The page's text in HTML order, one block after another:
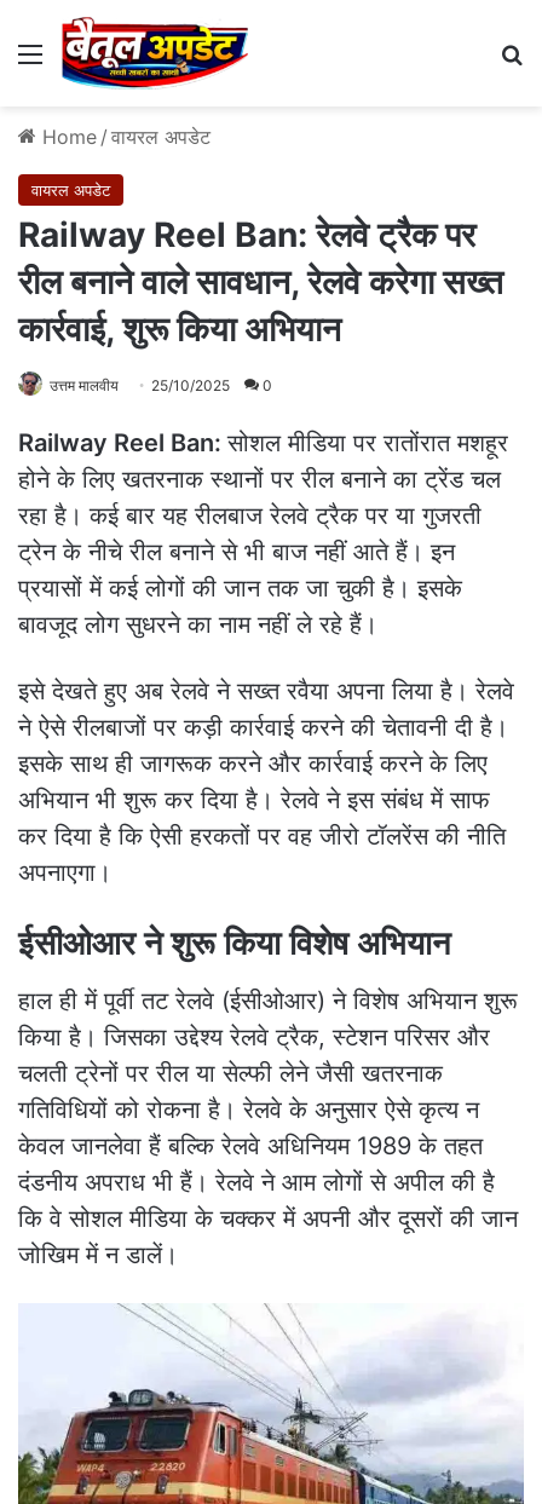
Menu
Home / वायरल अपडेट
वायरल अपडेट
Railway Reel Ban: रेलवे ट्रैक पर
रील बनाने वाले सावधान, रेलवे करेगा सख्त
कार्रवाई, शुरू किया अभियान
उत्तम मालवीय 25/10/2025 0
Railway Reel Ban:सोशल मीडिया पर रातोंरात मशहूर
होने के लिए खतरनाक स्थानों पर रील बनाने का ट्रेंड चल
रहा है। कई बार यह रीलबाज रेलवे ट्रैक पर या गुजरती
ट्रेन के नीचे रील बनाने से भी बाज नहीं आते हैं। इन
प्रयासों में कई लोगों की जान तक जा चुकी है। इसके
बावजूद लोग सुधरने का नाम नहीं ले रहे हैं।
इसे देखते हुए अब रेलवे ने सख्त रवैया अपना लिया है। रेलवे
ने ऐसे रीलबाजों पर कड़ी कार्रवाई करने की चेतावनी दी है।
इसके साथ ही जागरूक करने और कार्रवाई करने के लिए
अभियान भी शुरू कर दिया है। रेलवे ने इस संबंध में साफ
कर दिया है कि ऐसी हरकतों पर वह जीरो टॉलरेंस की नीति
अपनाएगा।
ईसीओआर ने शुरू किया विशेष अभियान
हाल ही में पूर्वी तट रेलवे (ईसीओआर) ने विशेष अभियान शुरू
किया है। जिसका उद्देश्य रेलवे ट्रैक, स्टेशन परिसर और
चलती ट्रेनों पर रील या सेल्फी लेने जैसी खतरनाक
गतिविधियों को रोकना है। रेलवे के अनुसार ऐसे कृत्य न
केवल जानलेवा हैं बल्कि रेलवे अधिनियम 1989 के तहत
दंडनीय अपराध भी हैं। रेलवे ने आम लोगों से अपील की है
कि वे सोशल मीडिया के चक्कर में अपनी और दूसरों की जान
जोखिम में न डालें।